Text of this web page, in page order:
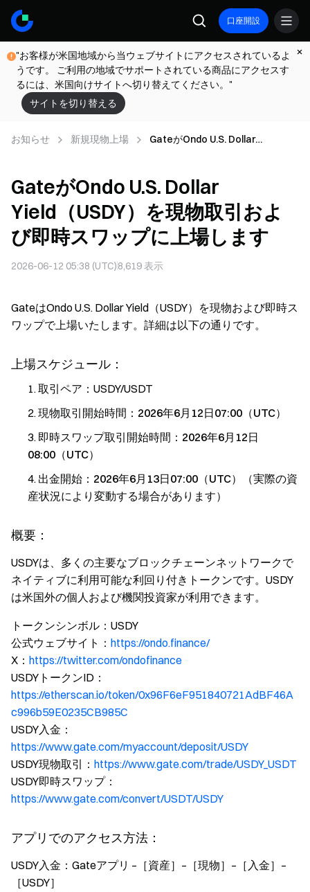
口座開設
"お客様が米国地域から当ウェブサイトにアクセスされているよ
うです。 ご利用の地域でサポートされている商品にアクセスす
るには、米国向けサイトへ切り替えてください。"
サイトを切り替える
お知らせ 新規現物上場
GateがOndo U.S. Dollar
GateがOndo U.S. Dollar
Yield（USDY）を現物取引およ
び即時スワップに上場します
2026-06-12 05:38 (UTC)8,619表示
GateはOndo U.S. Dollar Yield（USDY）を現物および即時ス
ワップで上場いたします。詳細は以下の通りです。
上場スケジュール：
取引ペア：USDY/USDT
現物取引開始時間： 2026年6月12日07:00（UTC）
即時スワップ取引開始時間： 2026年6月12日
08:00（UTC）
出金開始： 2026年6月13日07:00（UTC）（実際の資
産状況により変動する場合があります）
概要：
USDYは、多くの主要なブロックチェーンネットワークで
ネイティブに利用可能な利回り付きトークンです。USDY
は米国外の個人および機関投資家が利用できます。
トークンシンボル：USDY
公式ウェブサイト： https://ondo.finance/
X： https://twitter.com/ondofinance
USDYトークンID：
https://etherscan.io/token/0x96F6eF951840721AdBF46A
c996b59E0235CB985C
USDY入金：
https://www.gate.com/myaccount/deposit/USDY
USDY現物取引： https://www.gate.com/trade/USDY_USDT
USDY即時スワップ：
https://www.gate.com/convert/USDT/USDY
アプリでのアクセス方法：
USDY入金：Gateアプリ –［資産］–［現物］–［入金］–
［USDY］